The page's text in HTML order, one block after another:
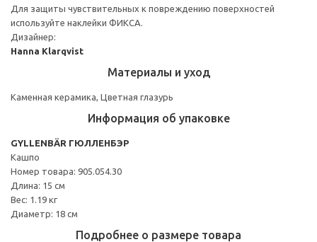
Для защиты чувствительных к повреждению поверхностей
используйте наклейки ФИКСА.
Дизайнер:
Hanna Klarqvist
Материалы и уход
Каменная керамика, Цветная глазурь
Информация об упаковке
GYLLENBÄR ГЮЛЛЕНБЭР
Кашпо
Номер товара: 905.054.30
Длина: 15 см
Вес: 1.19 кг
Диаметр: 18 см
Подробнее о размере товара